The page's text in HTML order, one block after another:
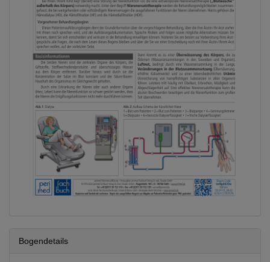
Bogendetails